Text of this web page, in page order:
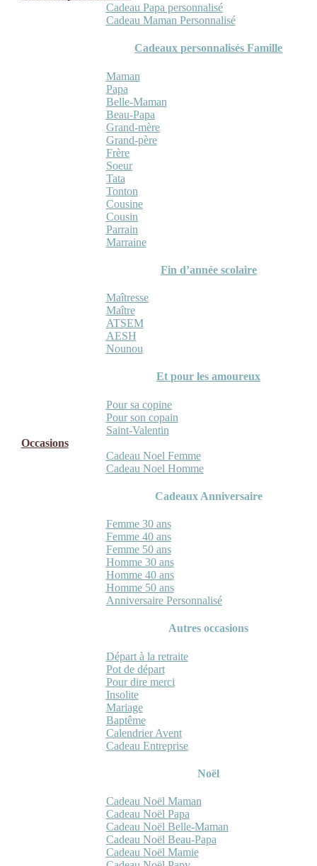
Cadeau Papa personnalisé
Cadeau Maman Personnalisé
Cadeaux personnalisés Famille
Maman
Papa
Belle-Maman
Beau-Papa
Grand-mère
Grand-père
Frère
Soeur
Tata
Tonton
Cousine
Cousin
Parrain
Marraine
Fin d’année scolaire
Maîtresse
Maître
ATSEM
AESH
Nounou
Et pour les amoureux
Pour sa copine
Pour son copain
Saint-Valentin
Occasions
Cadeau Noel Femme
Cadeau Noel Homme
Cadeaux Anniversaire
Femme 30 ans
Femme 40 ans
Femme 50 ans
Homme 30 ans
Homme 40 ans
Homme 50 ans
Anniversaire Personnalisé
Autres occasions
Départ à la retraite
Pot de départ
Pour dire merci
Insolite
Mariage
Baptême
Calendrier Avent
Cadeau Entreprise
Noël
Cadeau Noël Maman
Cadeau Noël Papa
Cadeau Noël Belle-Maman
Cadeau Noël Beau-Papa
Cadeau Noël Mamie